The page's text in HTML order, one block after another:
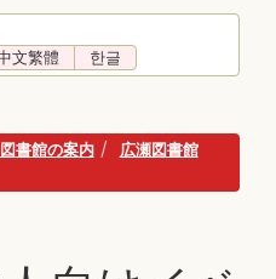
文繁體 한글
書館の案内
広瀬図書館